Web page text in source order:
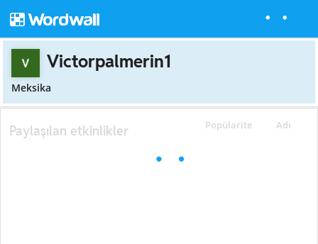
Victorpalmerin1
Meksika
Popülarite Adı
Paylaşılan etkinlikler